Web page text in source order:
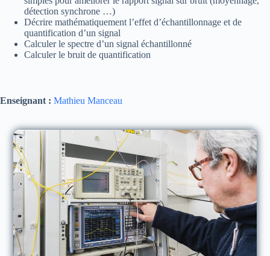
détection synchrone …)
Décrire mathématiquement l’effet d’échantillonnage et de
quantification d’un signal
Calculer le spectre d’un signal échantillonné
Calculer le bruit de quantification
Enseignant : Mathieu Manceau